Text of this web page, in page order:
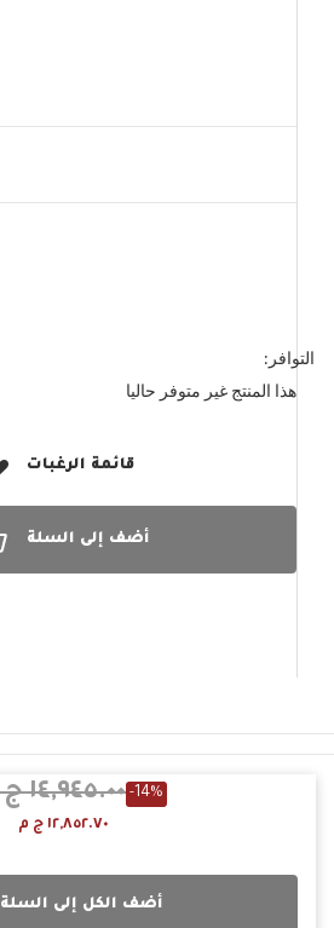
التوافر:
هذا المنتج غير متوفر حاليا
قائمة الرغبات
أضف إلى السلة
١٤,٩٤٥.٠٠ ج م -14%
١٢,٨٥٢.٧٠ ج م
أضف الكل إلى السلة